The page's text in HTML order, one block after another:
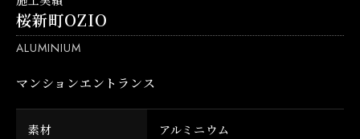
桜新町OZIO
ALUMINIUM
マンションエントランス
素材 アルミニウム